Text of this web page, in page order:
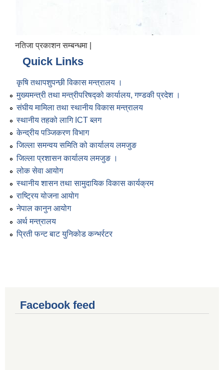
नतिजा प्रकाशन सम्बन्धमा |
Quick Links
कृषि तथापशुपन्छी विकास मन्त्रालय ।
मुख्यमन्त्री तथा मन्त्रीपरिषद्को कार्यालय, गण्डकी प्रदेश ।
संघीय मामिला तथा स्थानीय विकास मन्त्रालय
स्थानीय तहको लागि ICT ब्लग
केन्द्रीय पञ्जिकरण विभाग
जिल्ला समन्वय समिति को कार्यालय लमजुङ
जिल्ला प्रशासन कार्यालय लमजुङ ।
लोक सेवा आयोग
स्थानीय शासन तथा सामुदायिक विकास कार्यक्रम
राष्ट्रिय योजना आयोग
नेपाल कानुन आयोग
अर्थ मन्त्रालय
प्रिती फन्ट बाट युनिकोड कन्भर्रटर
Facebook feed